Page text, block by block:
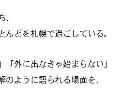
、
んどを札幌で過ごしている。
「外に出なきゃ始まらない」
のように語られる場面を、